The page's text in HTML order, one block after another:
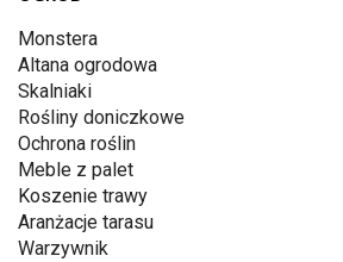
Monstera
Altana ogrodowa
Skalniaki
Rośliny doniczkowe
Ochrona roślin
Meble z palet
Koszenie trawy
Aranżacje tarasu
Warzywnik